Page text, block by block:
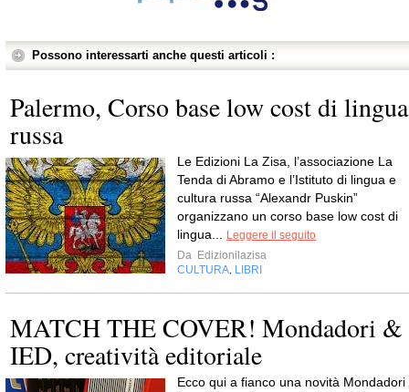
Possono interessarti anche questi articoli :
Palermo, Corso base low cost di lingua
russa
Le Edizioni La Zisa, l’associazione La
Tenda di Abramo e l’Istituto di lingua e
cultura russa “Alexandr Puskin”
organizzano un corso base low cost di
lingua...
Leggere il seguito
Da Edizionilazisa
CULTURA LIBRI
MATCH THE COVER! Mondadori &
IED, creatività editoriale
Ecco qui a fianco una novità Mondadori